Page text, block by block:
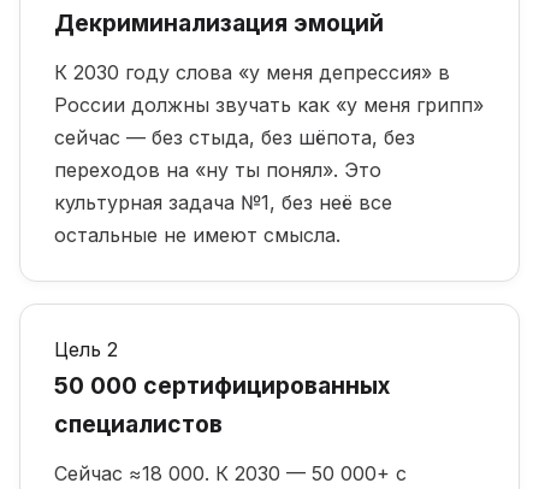
Декриминализация эмоций
К 2030 году слова «у меня депрессия» в
России должны звучать как «у меня грипп»
сейчас — без стыда, без шёпота, без
переходов на «ну ты понял». Это
культурная задача №1, без неё все
остальные не имеют смысла.
Цель 2
50 000 сертифицированных
специалистов
Сейчас ≈18 000. К 2030 — 50 000+ с